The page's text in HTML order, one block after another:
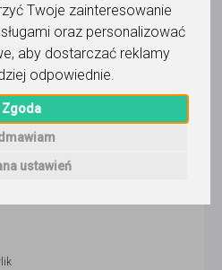
Twoje zainteresowanie
oraz personalizować
, aby dostarczać reklamy
odpowiednie.
Zgoda
ustawień
online
wiadomość